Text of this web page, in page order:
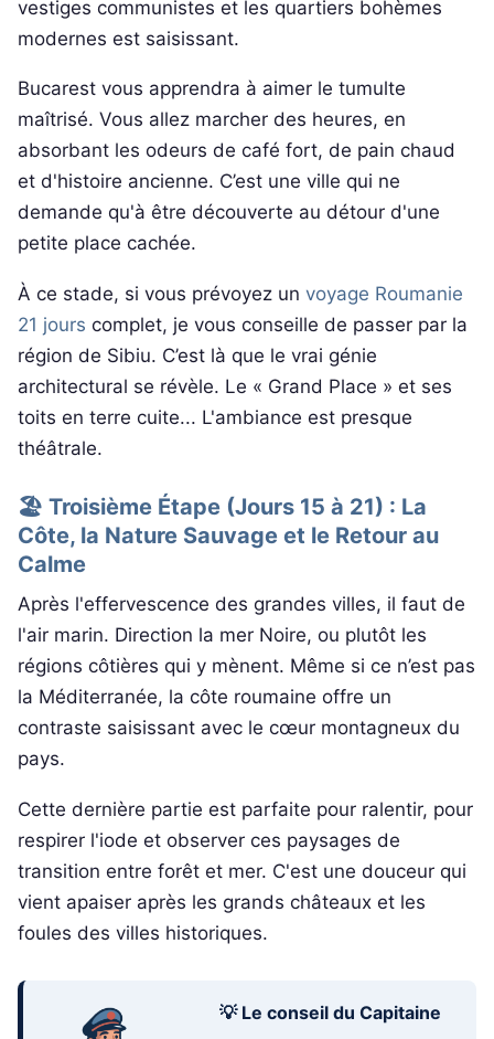
vestiges communistes et les quartiers bohèmes
modernes est saisissant.
Bucarest vous apprendra à aimer le tumulte
maîtrisé. Vous allez marcher des heures, en
absorbant les odeurs de café fort, de pain chaud
et d'histoire ancienne. C’est une ville qui ne
demande qu'à être découverte au détour d'une
petite place cachée.
À ce stade, si vous prévoyez un voyage Roumanie
21 jours complet, je vous conseille de passer par la
région de Sibiu. C’est là que le vrai génie
architectural se révèle. Le « Grand Place » et ses
toits en terre cuite... L'ambiance est presque
théâtrale.
🏖️ Troisième Étape (Jours 15 à 21) : La
Côte, la Nature Sauvage et le Retour au
Calme
Après l'effervescence des grandes villes, il faut de
l'air marin. Direction la mer Noire, ou plutôt les
régions côtières qui y mènent. Même si ce n’est pas
la Méditerranée, la côte roumaine offre un
contraste saisissant avec le cœur montagneux du
pays.
Cette dernière partie est parfaite pour ralentir, pour
respirer l'iode et observer ces paysages de
transition entre forêt et mer. C'est une douceur qui
vient apaiser après les grands châteaux et les
foules des villes historiques.
💡 Le conseil du Capitaine